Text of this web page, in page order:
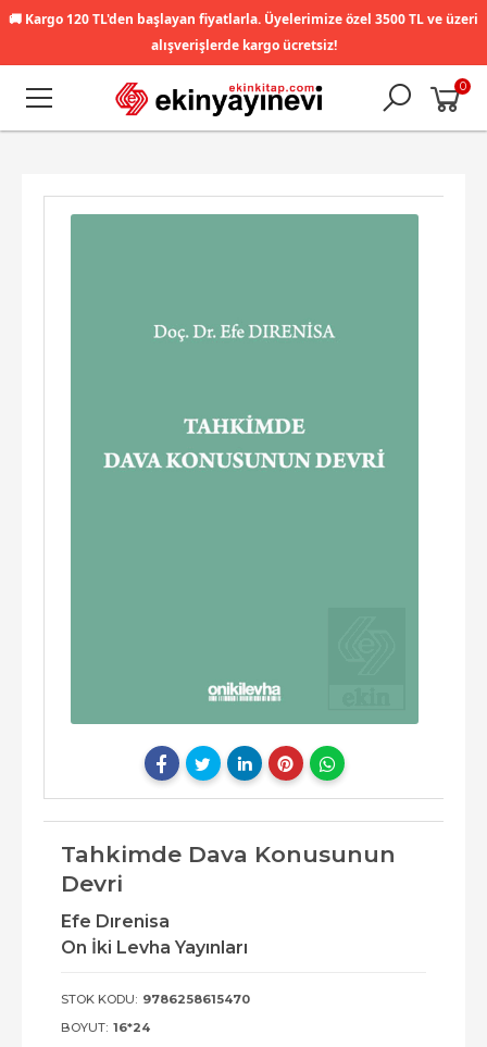
🚚 Kargo 120 TL'den başlayan fiyatlarla. Üyelerimize özel 3500 TL ve üzeri
alışverişlerde kargo ücretsiz!
0
Tahkimde Dava Konusunun
Devri
Efe Dırenisa
On İki Levha Yayınları
STOK KODU: 9786258615470
BOYUT: 16*24